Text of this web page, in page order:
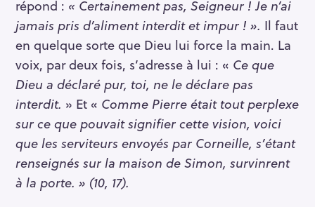
répond : « Certainement pas, Seigneur ! Je n’ai
jamais pris d’aliment interdit et impur ! ». Il faut
en quelque sorte que Dieu lui force la main. La
voix, par deux fois, s’adresse à lui : « Ce que
Dieu a déclaré pur, toi, ne le déclare pas
interdit. » Et « Comme Pierre était tout perplexe
sur ce que pouvait signifier cette vision, voici
que les serviteurs envoyés par Corneille, s’étant
renseignés sur la maison de Simon, survinrent
à la porte. » (10, 17).